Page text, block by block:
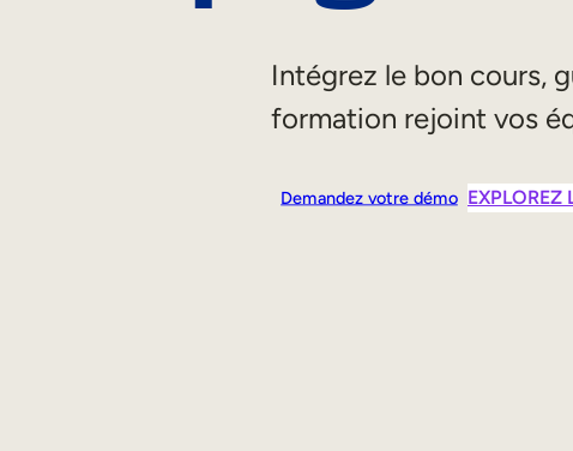
Intégrez le bon cours,
formation rejoint vos
Demandez votre démo EXPLOREZ